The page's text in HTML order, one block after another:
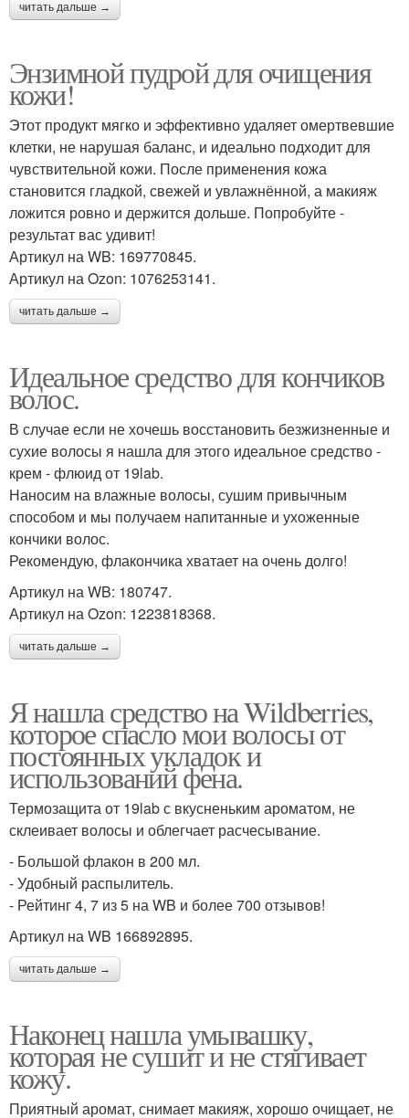
читать дальше →
Энзимной пудрой для очищения
кожи!
Этот продукт мягко и эффективно удаляет омертвевшие
клетки, не нарушая баланс, и идеально подходит для
чувствительной кожи. После применения кожа
становится гладкой, свежей и увлажнённой, а макияж
ложится ровно и держится дольше. Попробуйте -
результат вас удивит!
Артикул на WB: 169770845.
Артикул на Ozon: 1076253141.
читать дальше →
Идеальное средство для кончиков
волос.
В случае если не хочешь восстановить безжизненные и
сухие волосы я нашла для этого идеальное средство -
крем - флюид от 19lab.
Наносим на влажные волосы, сушим привычным
способом и мы получаем напитанные и ухоженные
кончики волос.
Рекомендую, флакончика хватает на очень долго!
Артикул на WB: 180747.
Артикул на Ozon: 1223818368.
читать дальше →
Я нашла средство на Wildberries,
которое спасло мои волосы от
постоянных укладок и
использований фена.
Термозащита от 19lab с вкусненьким ароматом, не
склеивает волосы и облегчает расчесывание.
- Большой флакон в 200 мл.
- Удобный распылитель.
- Рейтинг 4, 7 из 5 на WB и более 700 отзывов!
Артикул на WB 166892895.
читать дальше →
Наконец нашла умывашку,
которая не сушит и не стягивает
кожу.
Приятный аромат, снимает макияж, хорошо очищает, не